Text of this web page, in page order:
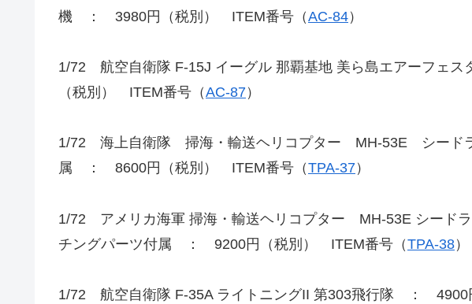
機 ： 3980円（税別） ITEM番号（AC-84）
1/72 航空自衛隊 F-15J イーグル 那覇基地 美ら島エアーフェ
（税別） ITEM番号（AC-87）
1/72 海上自衛隊 掃海・輸送ヘリコプター MH-53E シード
属 ： 8600円（税別） ITEM番号（TPA-37）
1/72 アメリカ海軍 掃海・輸送ヘリコプター MH-53E シードラ
チングパーツ付属 ： 9200円（税別） ITEM番号（TPA-38）
1/72 航空自衛隊 F-35A ライトニングII 第303飛行隊 ： 4900